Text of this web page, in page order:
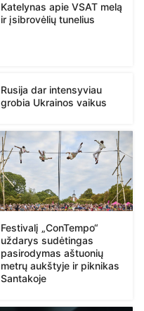
Katelynas apie VSAT melą
ir įsibrovėlių tunelius
Rusija dar intensyviau
grobia Ukrainos vaikus
Festivalį „ConTempo“
uždarys sudėtingas
pasirodymas aštuonių
metrų aukštyje ir piknikas
Santakoje